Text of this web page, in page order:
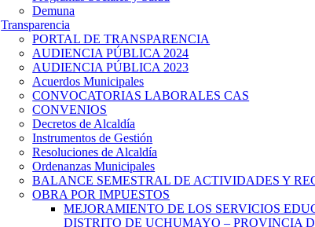
Demuna
Transparencia
PORTAL DE TRANSPARENCIA
AUDIENCIA PÚBLICA 2024
AUDIENCIA PÚBLICA 2023
Acuerdos Municipales
CONVOCATORIAS LABORALES CAS
CONVENIOS
Decretos de Alcaldía
Instrumentos de Gestión
Resoluciones de Alcaldía
Ordenanzas Municipales
BALANCE SEMESTRAL DE ACTIVIDADES Y
OBRA POR IMPUESTOS
MEJORAMIENTO DE LOS SERVICIOS
DISTRITO DE UCHUMAYO – PROVINCIA